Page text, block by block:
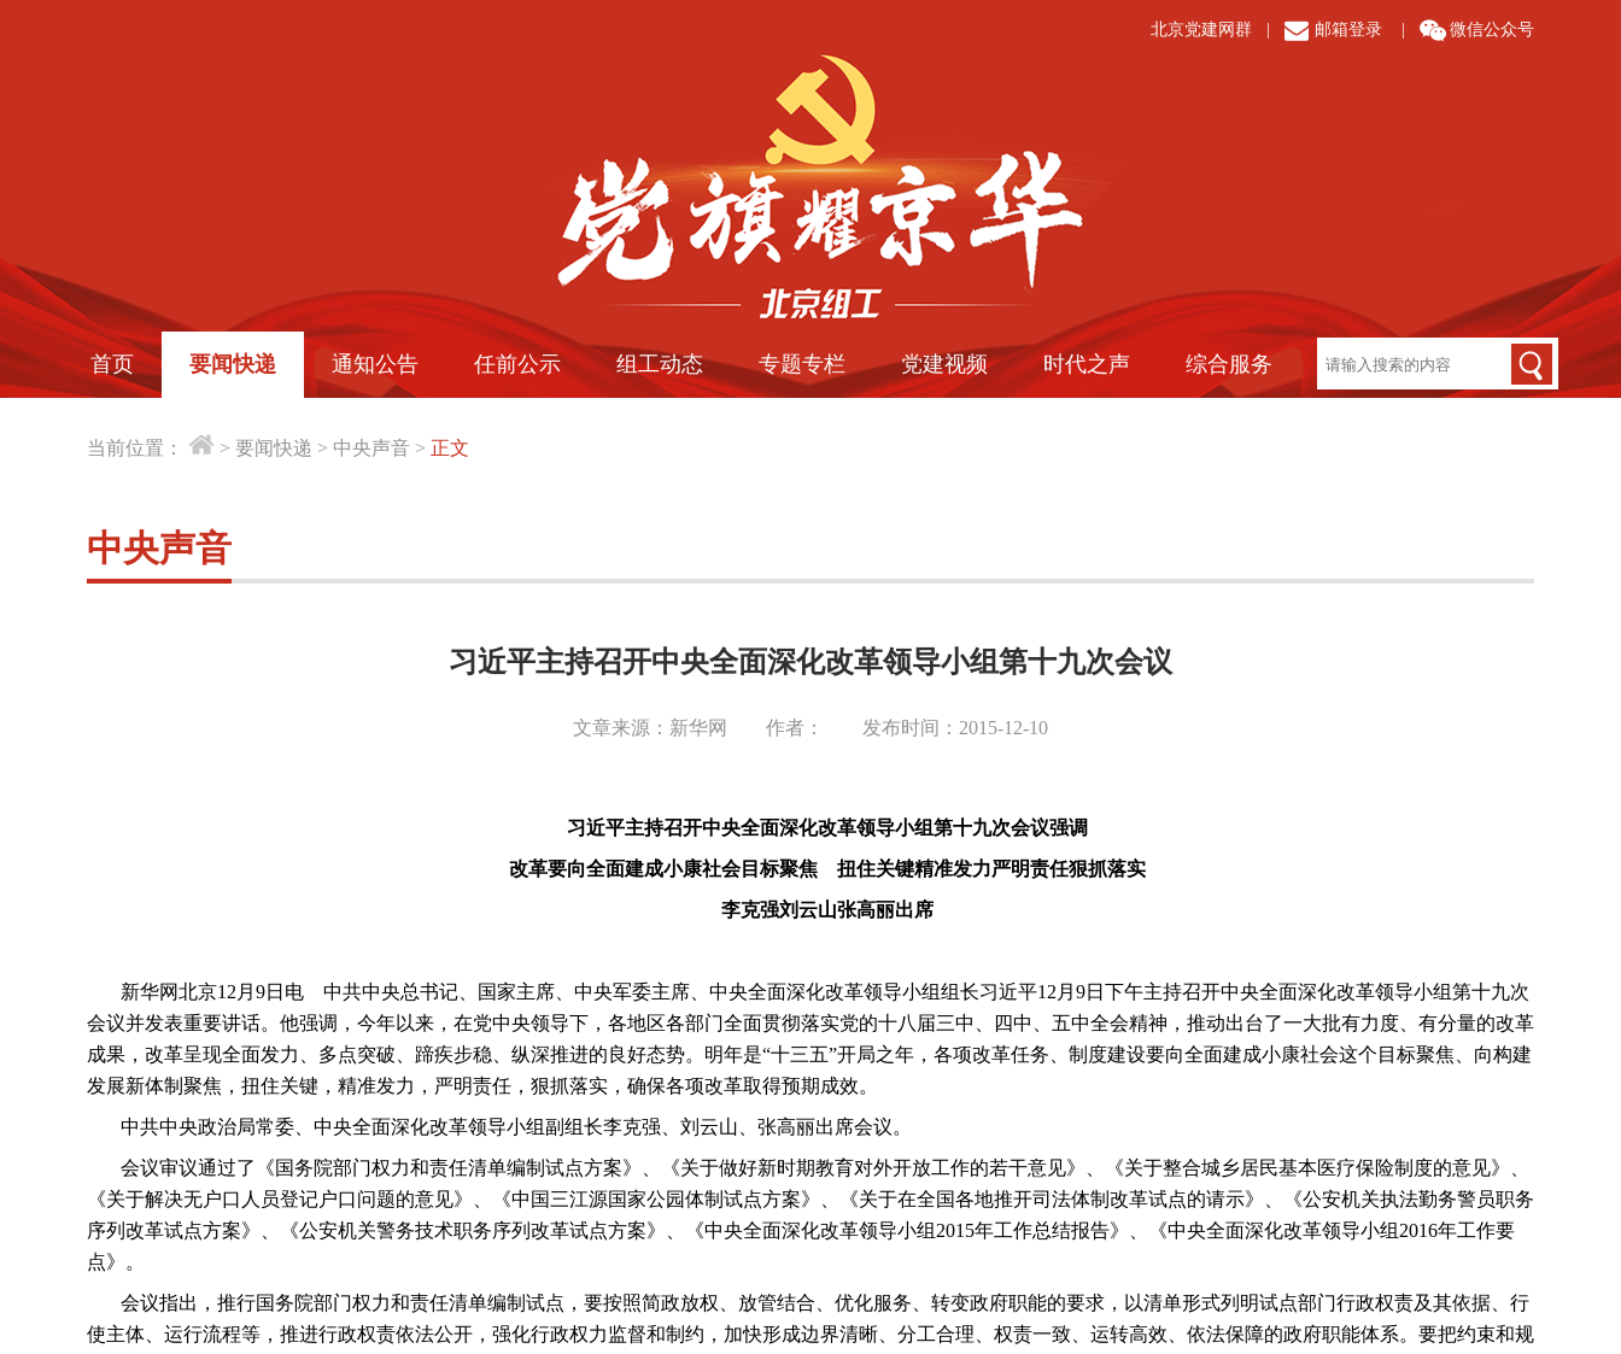
北京党建网群 邮箱登录 微信公众号
首页 要闻快递 通知公告 任前公示 组工动态 专题专栏 党建视频 时代之声 综合服务
当前位置： > 要闻快递 > 中央声音 > 正文
中央声音
习近平主持召开中央全面深化改革领导小组第十九次会议
文章来源：新华网 作者： 发布时间：2015-12-10
习近平主持召开中央全面深化改革领导小组第十九次会议强调
改革要向全面建成小康社会目标聚焦 扭住关键精准发力严明责任狠抓落实
李克强刘云山张高丽出席
新华网北京12 月 9日电 中共中央总书记、国家主席、中央军委主席、中央全面深化改革领导小组组长习近平12 月 9日下午主持召开中央全面深化改革领导小组第十九次
会议并发表重要讲话。他强调，今年以来，在党中央领导下，各地区各部门全面贯彻落实党的十八届三中、四中、五中全会精神，推动出台了一大批有力度、有分量的改革
成果，改革呈现全面发力、多点突破、蹄疾步稳、纵深推进的良好态势。明年是“十三五”开局之年，各项改革任务、制度建设要向全面建成小康社会这个目标聚焦、向构建
发展新体制聚焦，扭住关键，精准发力，严明责任，狠抓落实，确保各项改革取得预期成效。
中共中央政治局常委、中央全面深化改革领导小组副组长李克强、刘云山、张高丽出席会议。
会议审议通过了《国务院部门权力和责任清单编制试点方案》、《关于做好新时期教育对外开放工作的若干意见》、《关于整合城乡居民基本医疗保险制度的意见》、
《关于解决无户口人员登记户口问题的意见》、《中国三江源国家公园体制试点方案》、《关于在全国各地推开司法体制改革试点的请示》、《公安机关执法勤务警员职务
序列改革试点方案》、《公安机关警务技术职务序列改革试点方案》、《中央全面深化改革领导小组 2015年工作总结报告》、《中央全面深化改革领导小组 2016年工作要
点》。
会议指出，推行国务院部门权力和责任清单编制试点，要按照简政放权、放管结合、优化服务、转变政府职能的要求，以清单形式列明试点部门行政权责及其依据、行
使主体、运行流程等，推进行政权责依法公开，强化行政权力监督和制约，加快形成边界清晰、分工合理、权责一致、运转高效、依法保障的政府职能体系。要把约束和规